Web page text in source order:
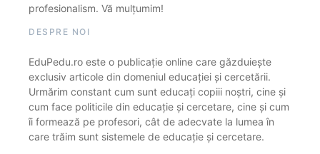
profesionalism. Vă mulțumim!
DESPRE NOI
EduPedu.ro este o publicație online care găzduiește
exclusiv articole din domeniul educației și cercetării.
Urmărim constant cum sunt educați copiii noștri, cine și
cum face politicile din educație și cercetare, cine și cum
îi formează pe profesori, cât de adecvate la lumea în
care trăim sunt sistemele de educație și cercetare.